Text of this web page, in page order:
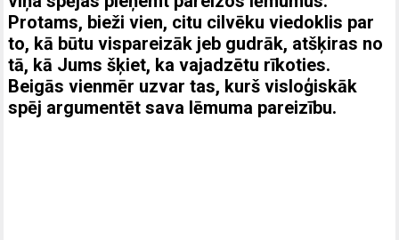
Protams, bieži vien, citu cilvēku viedoklis par
to, kā būtu vispareizāk jeb gudrāk, atšķiras no
tā, kā Jums šķiet, ka vajadzētu rīkoties.
Beigās vienmēr uzvar tas, kurš visloģiskāk
spēj argumentēt sava lēmuma pareizību.